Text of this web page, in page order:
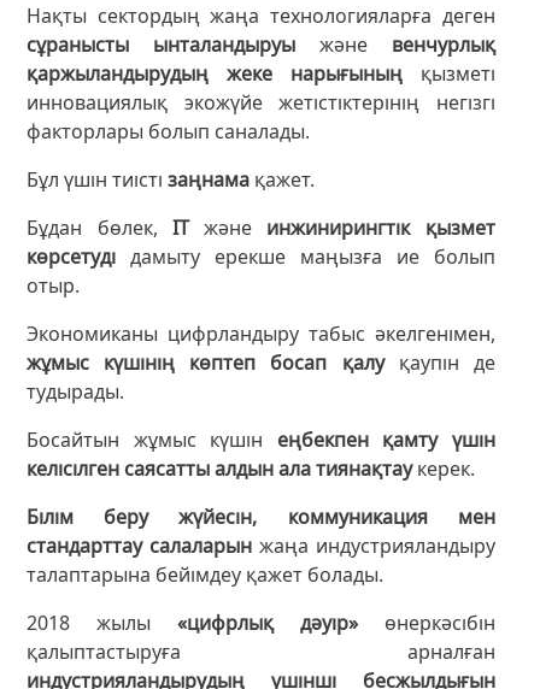
Нақты сектордың жаңа технологияларға деген
сұранысты ынталандыруы және венчурлық
қаржыландырудың жеке нарығыныңқызметі
инновациялық экожүйе жетістіктерінің негізгі
факторлары болып саналады.
Бұл үшін тиістізаңнама қажет.
Бұдан бөлек, ITжәне инжинирингтік қызмет
көрсетуді дамыту ерекше маңызға ие болып
отыр.
Экономиканы цифрландыру табыс әкелгенімен,
жұмыс күшінің көптеп босап қалуқаупін де
тудырады.
Босайтын жұмыс күшін еңбекпен қамту үшін
келісілген саясатты алдын ала тиянақтаукерек.
Білім беру жүйесін, коммуникация мен
стандарттау салаларын жаңа индустрияландыру
талаптарына бейімдеу қажет болады.
2018 жылы «цифрлық дәуір»өнеркәсібін
қалыптастыруға арналған
индустрияландырудың үшінші бесжылдығын